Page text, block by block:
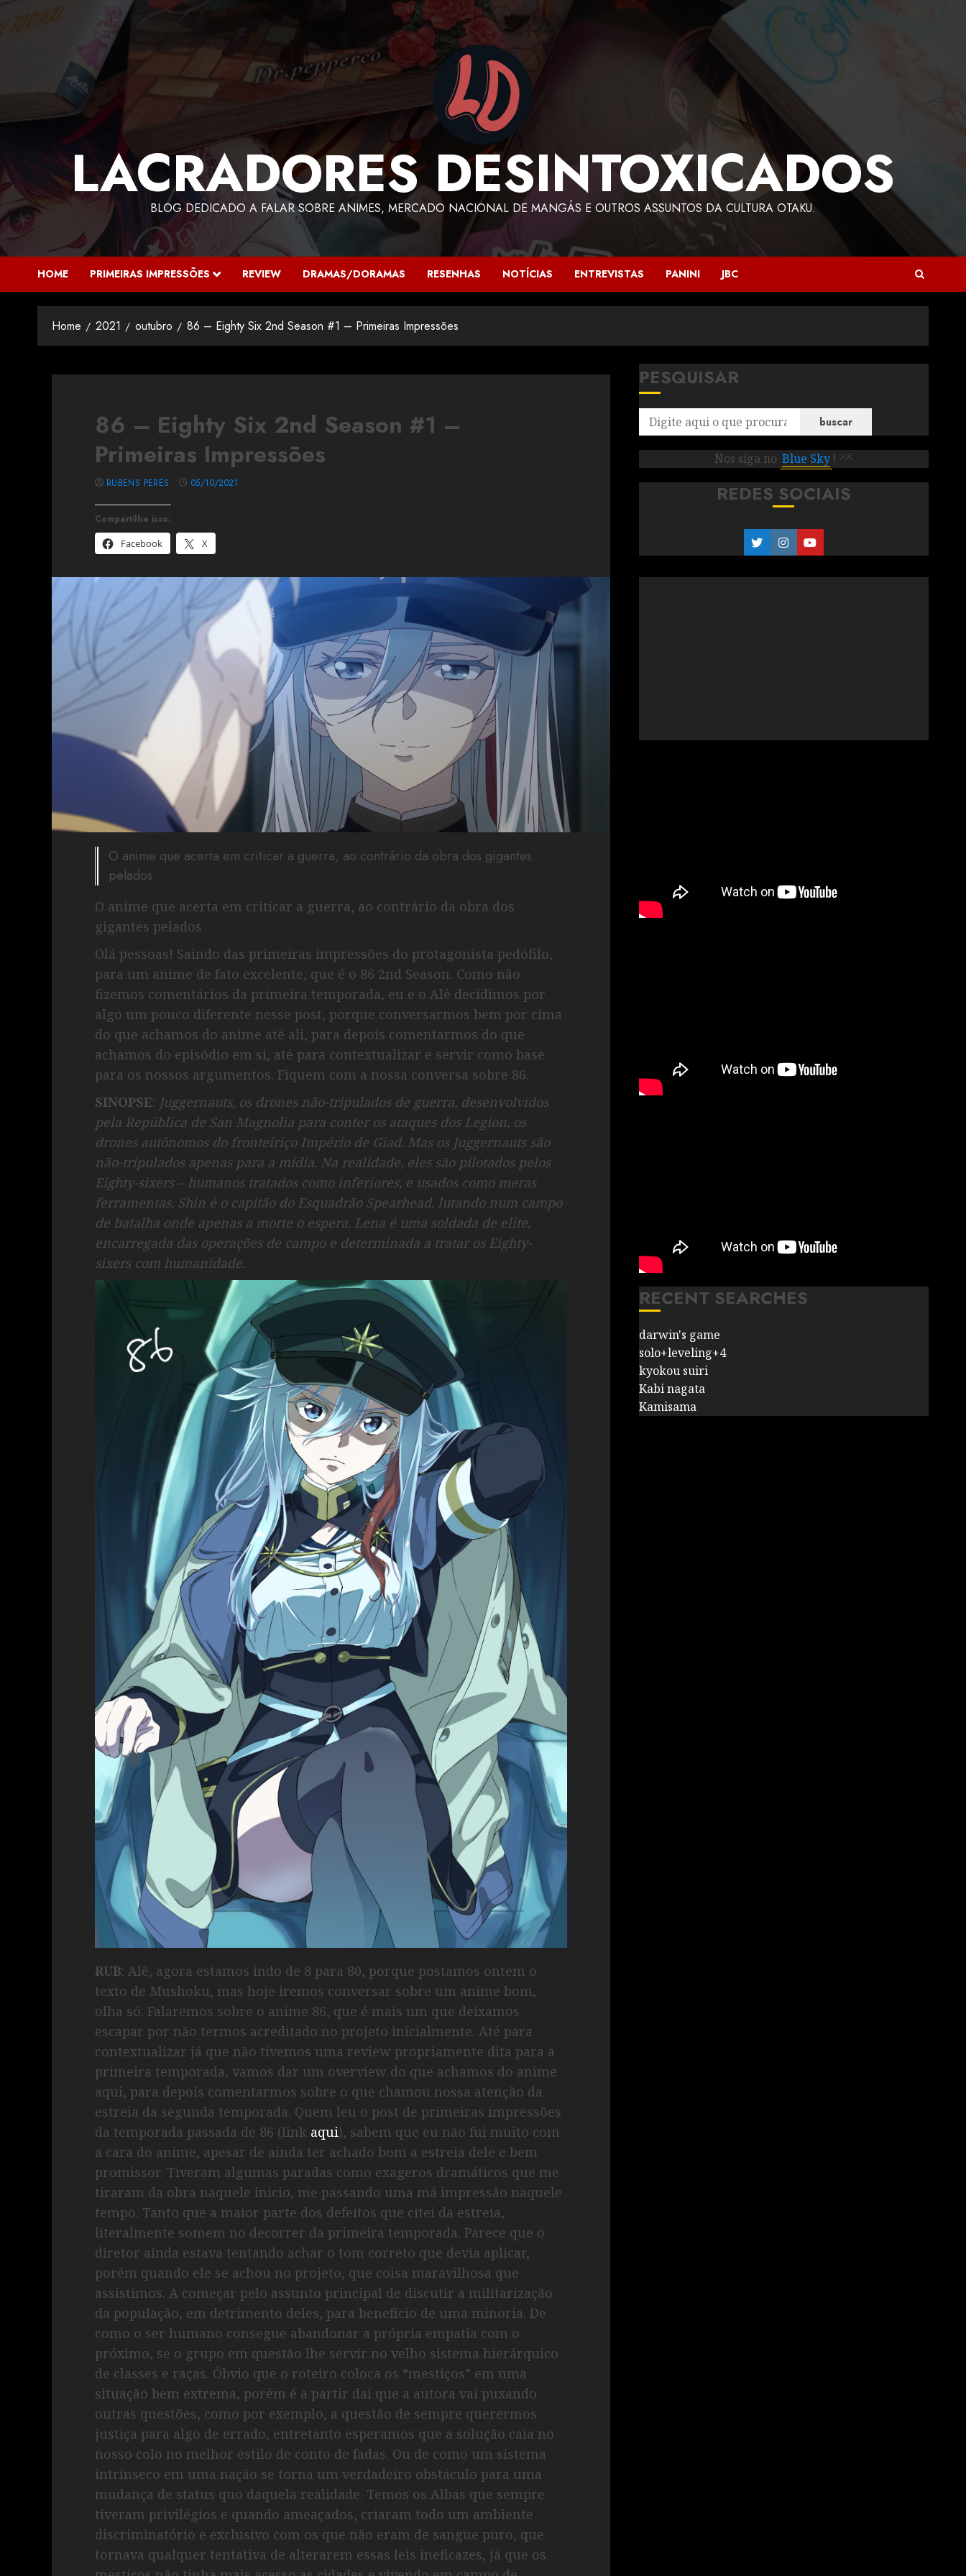
LACRADORES DESINTOXICADOS
BLOG DEDICADO A FALAR SOBRE ANIMES, MERCADO NACIONAL DE MANGÁS E OUTROS ASSUNTOS DA CULTURA OTAKU.
HOME PRIMEIRAS IMPRESSÕES REVIEW DRAMAS/DORAMAS RESENHAS NOTÍCIAS ENTREVISTAS PANINI JBC
Home 2021 outubro 86 – Eighty Six 2nd Season #1 – Primeiras Impressões
86 – Eighty Six 2nd Season #1 –
Primeiras Impressões
Compartilhe isso:
Facebook
X
RUBENS PERES 05/10/2021
O anime que acerta em criticar a guerra, ao contrário da obra dos gigantes
pelados
O anime que acerta em criticar a guerra, ao contrário da obra dos
gigantes pelados
Olá pessoas! Saindo das primeiras impressões do protagonista pedófilo,
para um anime de fato excelente, que é o 86 2nd Season. Como não
fizemos comentários da primeira temporada, eu e o Alê decidimos por
algo um pouco diferente nesse post, porque conversarmos bem por cima
do que achamos do anime até ali, para depois comentarmos do que
achamos do episódio em si, até para contextualizar e servir como base
para os nossos argumentos. Fiquem com a nossa conversa sobre 86.
SINOPSE: Juggernauts, os drones não-tripulados de guerra, desenvolvidos
pela República de San Magnolia para conter os ataques dos Legion, os
drones autônomos do fronteiriço Império de Giad. Mas os Juggernauts são
não-tripulados apenas para a mídia. Na realidade, eles são pilotados pelos
Eighty-sixers – humanos tratados como inferiores, e usados como meras
ferramentas. Shin é o capitão do Esquadrão Spearhead, lutando num campo
de batalha onde apenas a morte o espera. Lena é uma soldada de elite,
encarregada das operações de campo e determinada a tratar os Eighty-
sixers com humanidade.
RUB: Alê, agora estamos indo de 8 para 80, porque postamos ontem o
texto de Mushoku, mas hoje iremos conversar sobre um anime bom,
olha só. Falaremos sobre o anime 86, que é mais um que deixamos
escapar por não termos acreditado no projeto inicialmente. Até para
contextualizar já que não tivemos uma review propriamente dita para a
primeira temporada, vamos dar um overview do que achamos do anime
aqui, para depois comentarmos sobre o que chamou nossa atenção da
estreia da segunda temporada. Quem leu o post de primeiras impressões
da temporada passada de 86 (link aqui), sabem que eu não fui muito com
a cara do anime, apesar de ainda ter achado bom a estreia dele e bem
promissor. Tiveram algumas paradas como exageros dramáticos que me
tiraram da obra naquele inicio, me passando uma má impressão naquele
tempo. Tanto que a maior parte dos defeitos que citei da estreia,
literalmente somem no decorrer da primeira temporada. Parece que o
diretor ainda estava tentando achar o tom correto que devia aplicar,
porém quando ele se achou no projeto, que coisa maravilhosa que
assistimos. A começar pelo assunto principal de discutir a militarização
da população, em detrimento deles, para benefício de uma minoria. De
como o ser humano consegue abandonar a própria empatia com o
próximo, se o grupo em questão lhe servir no velho sistema hierárquico
de classes e raças. Óbvio que o roteiro coloca os “mestiços” em uma
situação bem extrema, porém é a partir daí que a autora vai puxando
outras questões, como por exemplo, a questão de sempre querermos
justiça para algo de errado, entretanto esperamos que a solução caia no
nosso colo no melhor estilo de conto de fadas. Ou de como um sistema
intrínseco em uma nação se torna um verdadeiro obstáculo para uma
mudança de status quo daquela realidade. Temos os Albas que sempre
tiveram privilégios e quando ameaçados, criaram todo um ambiente
discriminatório e exclusivo com os que não eram de sangue puro, que
tornava qualquer tentativa de alterarem essas leis ineficazes, já que os
PESQUISAR
buscar
Nos siga no Blue Sky ! ^^
REDES SOCIAIS
RECENT SEARCHES
darwin's game
solo+leveling+4
kyokou suiri
Kabi nagata
Kamisama